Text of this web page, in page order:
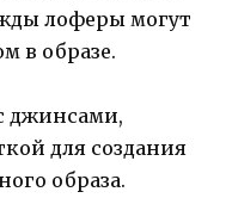
лоферы могут
в образе.
джинсами,
для создания
образа.